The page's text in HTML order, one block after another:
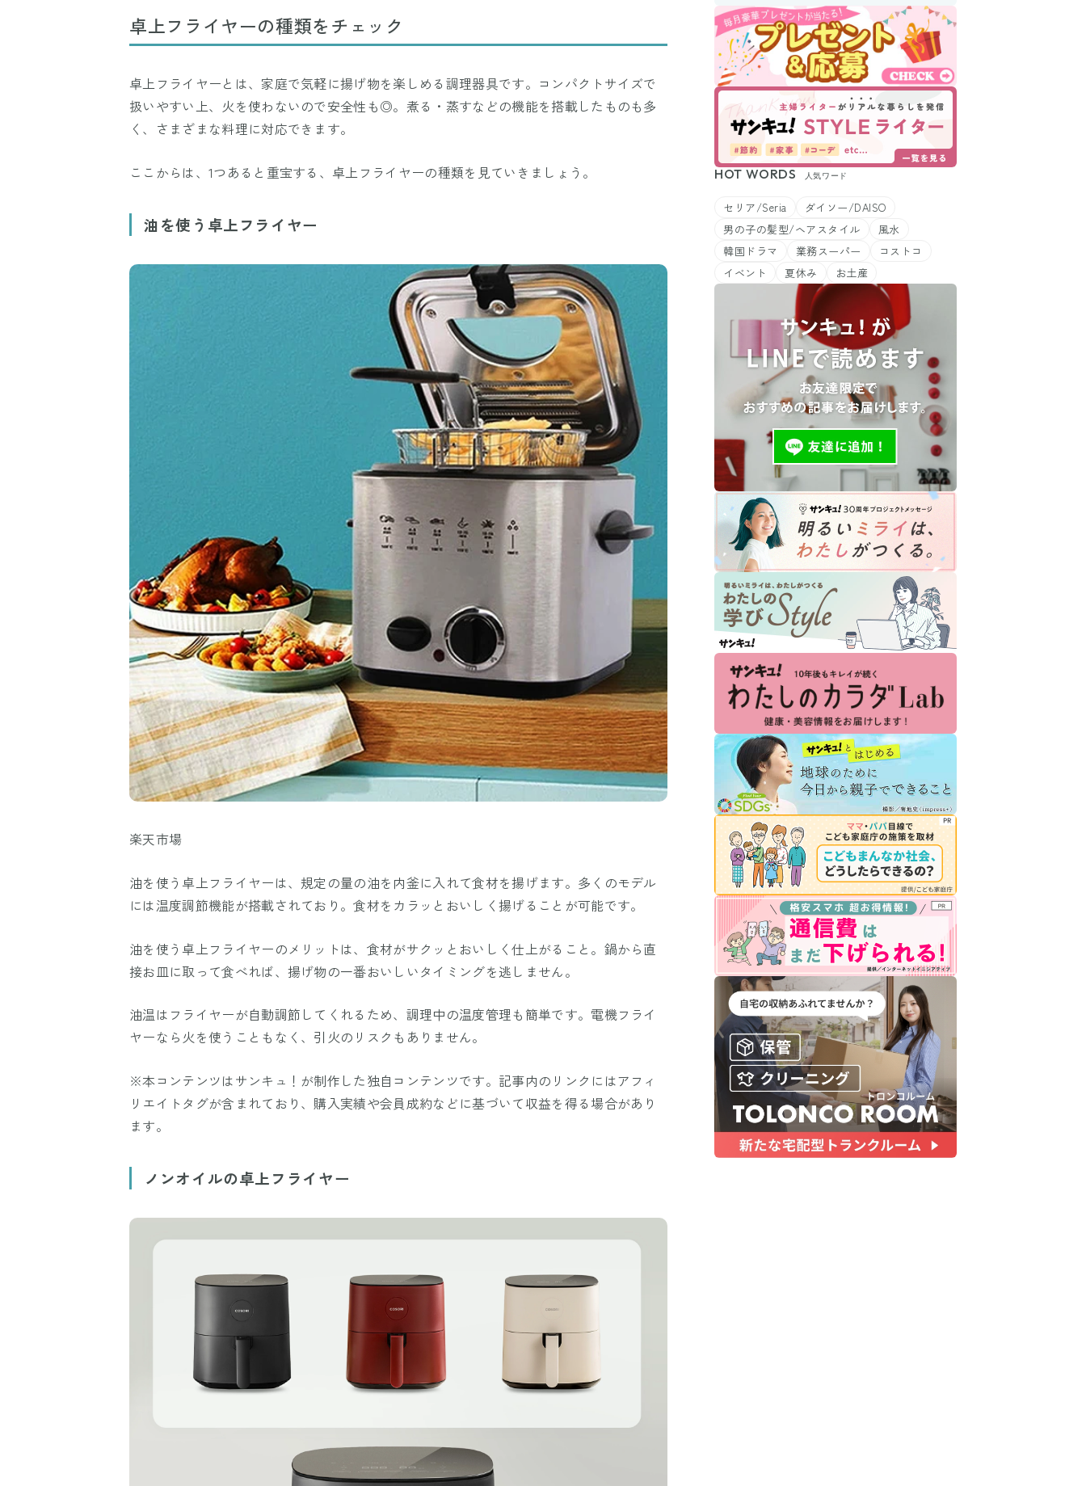
卓上フライヤーの種類をチェック
卓上フライヤーとは、家庭で気軽に揚げ物を楽しめる調理器具です。コンパクトサイズで
扱いやすい上、火を使わないので安全性も◎。煮る・蒸すなどの機能を搭載したものも多
く、さまざまな料理に対応できます。
ここからは、1つあると重宝する、卓上フライヤーの種類を見ていきましょう。
油を使う卓上フライヤー
楽天市場
油を使う卓上フライヤーは、規定の量の油を内釜に入れて食材を揚げます。多くのモデル
には温度調節機能が搭載されており。食材をカラッとおいしく揚げることが可能です。
油を使う卓上フライヤーのメリットは、食材がサクッとおいしく仕上がること。鍋から直
接お皿に取って食べれば、揚げ物の一番おいしいタイミングを逃しません。
油温はフライヤーが自動調節してくれるため、調理中の温度管理も簡単です。電機フライ
ヤーなら火を使うこともなく、引火のリスクもありません。
※本コンテンツはサンキュ！が制作した独自コンテンツです。記事内のリンクにはアフィ
リエイトタグが含まれており、購入実績や会員成約などに基づいて収益を得る場合があり
ます。
ノンオイルの卓上フライヤー
HOT WORDS 人気ワード
セリア/Seria
ダイソー/DAISO
男の子の髪型/ヘアスタイル
風水
韓国ドラマ
業務スーパー
コストコ
イベント
夏休み お土産